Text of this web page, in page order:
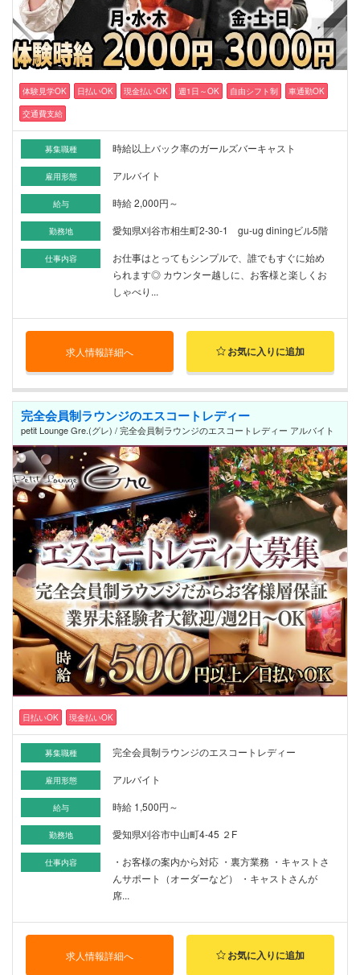
体験見学OK 日払いOK 現金払いOK 週1日～OK 自由シフト制
車通勤OK
交通費支給
募集職種 時給以上バック率のガールズバーキャスト
雇用形態 アルバイト
給与 時給 2,000円～
勤務地 愛知県刈谷市相生町2-30-1 gu-ug diningビル5階
仕事内容
お仕事はとってもシンプルで、誰でもすぐに始め
られます◎ カウンター越しに、お客様と楽しくお
しゃべり...
求人情報詳細へ お気に入りに追加
完全会員制ラウンジのエスコートレディー
petit Lounge Gre.(グレ) / 完全会員制ラウンジのエスコートレディー アルバイト
日払いOK 現金払いOK
募集職種 完全会員制ラウンジのエスコートレディー
雇用形態 アルバイト
給与 時給 1,500円～
勤務地 愛知県刈谷市中山町4-45 ２F
仕事内容
・お客様の案内から対応 ・裏方業務 ・キャストさ
んサポート（オーダーなど） ・キャストさんが
席...
求人情報詳細へ お気に入りに追加